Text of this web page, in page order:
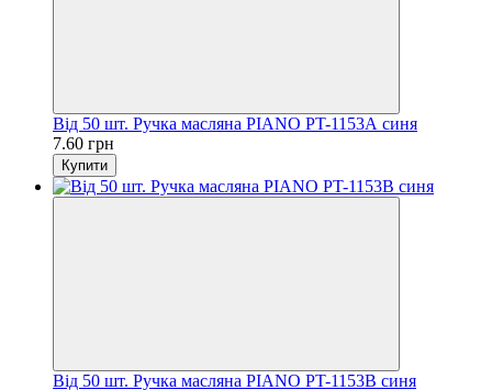
Від 50 шт. Ручка масляна PIANO PT-1153А синя
7.60 грн
Купити
Від 50 шт. Ручка масляна PIANO PT-1153В синя